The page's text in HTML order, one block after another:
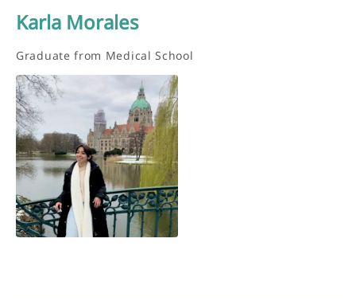
Karla Morales
Graduate from Medical School